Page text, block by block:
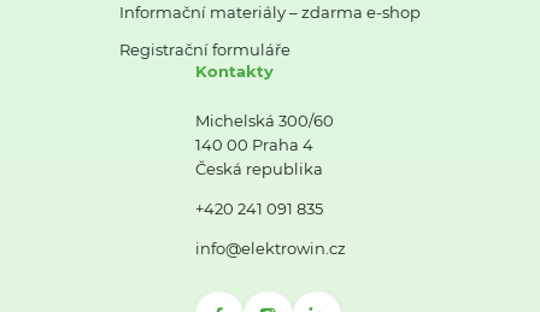
Informační materiály – zdarma e-shop
Registrační formuláře
Kontakty
Michelská 300/60
140 00 Praha 4
Česká republika
+420 241 091 835
info@elektrowin.cz